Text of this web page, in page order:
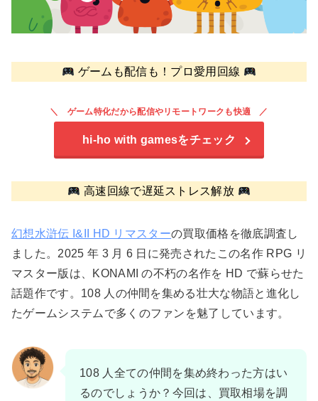
ゲームも配信も！プロ愛用回線
ゲーム特化だから配信やリモートワークも快適
hi-ho with gamesをチェック
高速回線で遅延ストレス解放
幻想水滸伝 I&II HD リマスターの買取価格を徹底調査し
ました。2025 年 3 月 6 日に発売されたこの名作 RPG リ
マスター版は、KONAMI の不朽の名作を HD で蘇らせた
話題作です。108 人の仲間を集める壮大な物語と進化し
たゲームシステムで多くのファンを魅了しています。
108 人全ての仲間を集め終わった方はい
るのでしょうか？今回は、買取相場を調